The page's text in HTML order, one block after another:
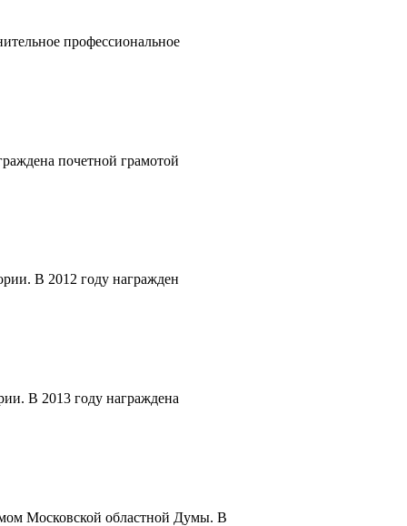
профессиональное
почетной грамотой
В 2012 году награжден
В 2013 году награждена
Московской областной Думы. В